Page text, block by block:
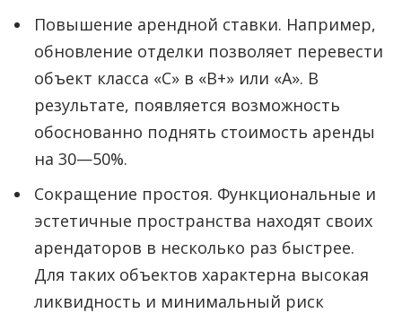
Повышение арендной ставки. Например,
обновление отделки позволяет перевести
объект класса «С» в «В+» или «А». В
результате, появляется возможность
обоснованно поднять стоимость аренды
на 30—50%.
Сокращение простоя. Функциональные и
эстетичные пространства находят своих
арендаторов в несколько раз быстрее.
Для таких объектов характерна высокая
ликвидность и минимальный риск